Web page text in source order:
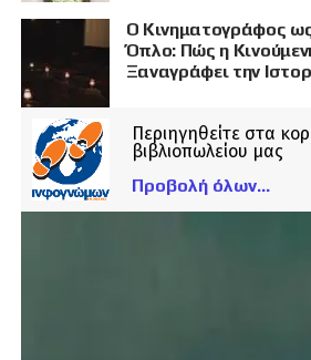
Ο Κινηματογράφος
Όπλο: Πώς η
Ξαναγράφει την
Περιηγηθείτε στα
βιβλιοπωλείου μας
Προβολή όλων